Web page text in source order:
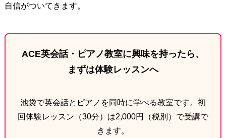
自信がついてきます。
ACE英会話・ピアノ教室に興味を持ったら、
まずは体験レッスンへ
池袋で英会話とピアノを同時に学べる教室です。初
回体験レッスン（30分）は2,000円（税別）で受講で
きます。